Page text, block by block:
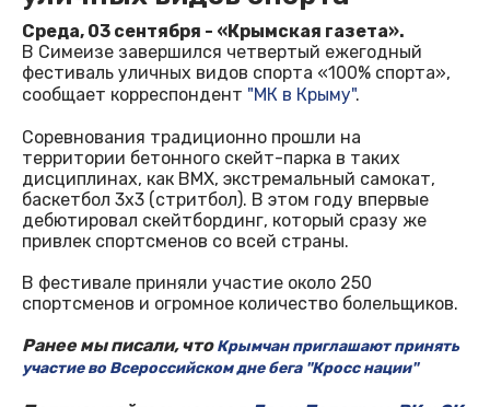
Среда, 03 сентября - «Крымская газета».
В Симеизе завершился четвертый ежегодный
фестиваль уличных видов спорта «100% спорта»,
сообщает корреспондент "МК в Крыму".
Соревнования традиционно прошли на
территории бетонного скейт-парка в таких
дисциплинах, как BMX, экстремальный самокат,
баскетбол 3х3 (стритбол). В этом году впервые
дебютировал скейтбординг, который сразу же
привлек спортсменов со всей страны.
В фестивале приняли участие около 250
спортсменов и огромное количество болельщиков.
Ранее мы писали, чтоКрымчан приглашают принять
участие во Всероссийском дне бега "Кросс нации"